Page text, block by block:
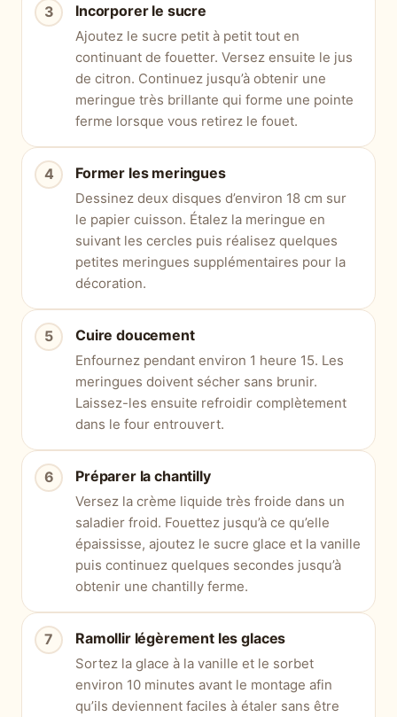
Incorporer le sucre
Ajoutez le sucre petit à petit tout en
continuant de fouetter. Versez ensuite le jus
de citron. Continuez jusqu’à obtenir une
meringue très brillante qui forme une pointe
ferme lorsque vous retirez le fouet.
Former les meringues
Dessinez deux disques d’environ 18 cm sur
le papier cuisson. Étalez la meringue en
suivant les cercles puis réalisez quelques
petites meringues supplémentaires pour la
décoration.
Cuire doucement
Enfournez pendant environ 1 heure 15. Les
meringues doivent sécher sans brunir.
Laissez-les ensuite refroidir complètement
dans le four entrouvert.
Préparer la chantilly
Versez la crème liquide très froide dans un
saladier froid. Fouettez jusqu’à ce qu’elle
épaississe, ajoutez le sucre glace et la vanille
puis continuez quelques secondes jusqu’à
obtenir une chantilly ferme.
Ramollir légèrement les glaces
Sortez la glace à la vanille et le sorbet
environ 10 minutes avant le montage afin
qu’ils deviennent faciles à étaler sans être